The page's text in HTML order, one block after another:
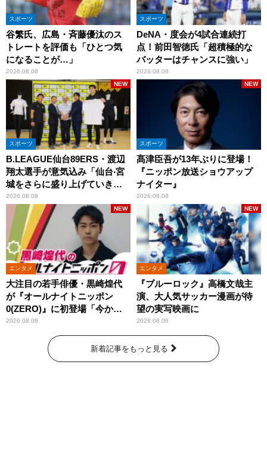
スポーツ
谷繁氏、広島・斉藤優汰のス
トレートを評価も「ひとつ気
になることが…」
2026.08.08
スポーツ
DeNA・度会が4試合連続打
点！前田智徳氏「超積極的な
バッターはチャンスに強い」
2026.08.08
スポーツ
B.LEAGUE仙台89ERS・渡辺
翔太選手が意気込み「仙台‧宮
城をさらに盛り上げていきた
いです」
2026.08.08
NEW
スポーツ
髙津臣吾が13年ぶりに登場！
『ニッポン放送ショウアップ
ナイター』
2026.08.08
NEW
エンタメ
大注目の若手俳優・黒崎煌代
が『オールナイトニッポン
0(ZERO)』に初登場「今から
とてもワクワクしておりま
2026.08.08
NEW
エンタメ
『ブルーロック』高橋文哉主
演、大人気サッカー漫画が待
望の実写映画に
2026.08.08
NEW
新着記事をもっと見る